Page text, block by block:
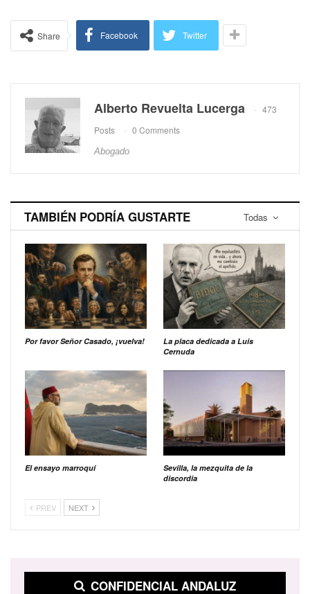
Share Facebook Twitter
Alberto Revuelta Lucerga
473
Posts
0 Comments
Abogado
Todas
TAMBIÉN PODRÍA GUSTARTE
Por favor Señor Casado, ¡vuelva!
La placa dedicada a Luis
Cernuda
El ensayo marroquí
Sevilla, la mezquita de la
discordia
PREV NEXT
CONFIDENCIAL ANDALUZ